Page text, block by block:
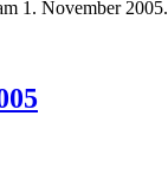
1. November 2005.